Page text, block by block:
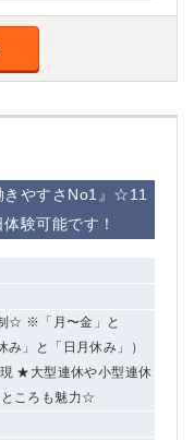
きやすさNo1』☆11
験可能です！
☆ ※「月〜金」と
み」と「日月休み」）
★大型連休や小型連休
ころも魅力☆